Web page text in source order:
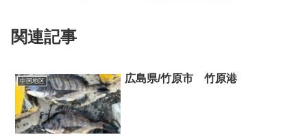
関連記事
中国地区 広島県/竹原市 竹原港